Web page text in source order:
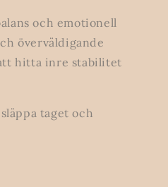
och emotionell
överväldigande
hitta inre stabilitet
taget och